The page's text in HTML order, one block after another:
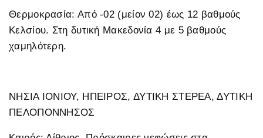
Θερμοκρασία: Από -02 (μείον 02) έως 12 βαθμούς
Κελσίου. Στη δυτική Μακεδονία 4 με 5 βαθμούς
χαμηλότερη.
ΝΗΣΙΑ ΙΟΝΙΟΥ, ΗΠΕΙΡΟΣ, ΔΥΤΙΚΗ ΣΤΕΡΕΑ, ΔΥΤΙΚΗ
ΠΕΛΟΠΟΝΝΗΣΟΣ